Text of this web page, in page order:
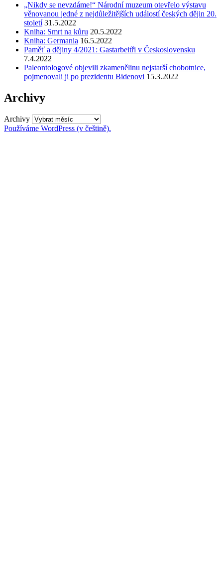
„Nikdy se nevzdáme!“ Národní muzeum otevřelo výstavu
věnovanou jedné z nejdůležitějších událostí českých dějin 20.
století 31.5.2022
Kniha: Smrt na kůru 20.5.2022
Kniha: Germania 16.5.2022
Paměť a dějiny 4/2021: Gastarbeitři v Československu
7.4.2022
Paleontologové objevili zkamenělinu nejstarší chobotnice,
pojmenovali ji po prezidentu Bidenovi 15.3.2022
Archivy
Archivy
Používáme WordPress (v češtině).